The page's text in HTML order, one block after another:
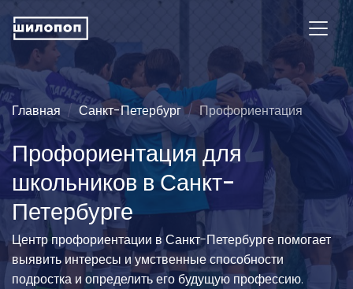
Главная Санкт-Петербург Профориентация
Профориентация для
школьников в Санкт-
Петербурге
Центр профориентации в Санкт-Петербурге помогает
выявить интересы и умственные способности
подростка и определить его будущую профессию.